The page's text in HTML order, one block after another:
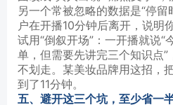
另一个常被忽略的数据是“停
户在开播10分钟后离开，说明
试用“倒叙开场”：一开播就说
单，但需要先讲完三个知识点
不划走。某美妆品牌用这招，
到了11分钟。
五、避开这三个坑，至少省一